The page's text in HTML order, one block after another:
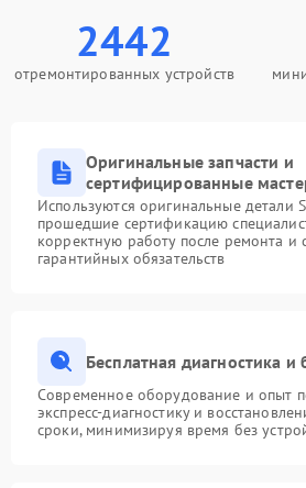
2442
отремонтированных устройств
Оригинальные запчасти и
сертифицированные
Используются оригинальные детали
прошедшие сертификацию
корректную работу после ремонта и
гарантийных обязательств
Бесплатная диагностика
Современное оборудование и опыт
экспресс-диагностику и
сроки, минимизируя время без